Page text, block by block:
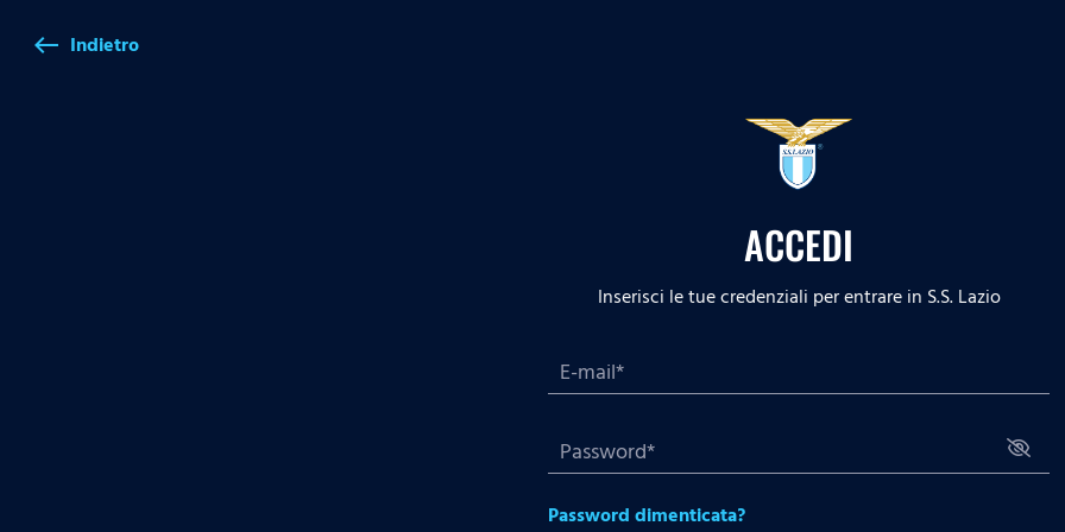
west Indietro
ACCEDI
Inserisci le tue credenziali per entrare in S.S. Lazio
Password dimenticata?